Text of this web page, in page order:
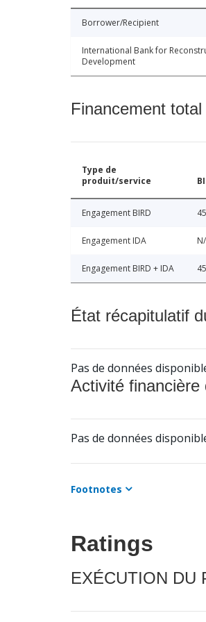
Borrower/Recipient
International Bank for
Development
Financement
Type de
produit/service
Engagement BIRD
Engagement IDA
Engagement BIRD + IDA
État récapitulatif
Pas de données
Activité financière
Pas de données
Footnotes
Ratings
EXÉCUTION DU